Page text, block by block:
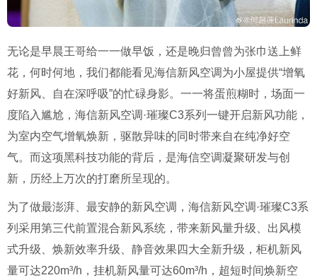
无论是早晨王哥给一一做早饭，还是晚归曾曾为张巾送上鲜
花，何时何地，我们都能看见海信新风空调为小屋提供“增氧
好新风、自在深呼吸”的忙碌身影。一一将蛋煎糊时，场面一
度陷入尴尬，海信新风空调·璀璨C3系列一键开启新风功能，
为室内空气增氧焕新，驱散异味的同时带来自在纯净好空
气。而这项黑科技功能的背后，是海信空调凝聚研发与创
新，历经上万次的打磨所呈现的。
为了做最澎湃、最安静的新风空调，海信新风空调·璀璨C3系
列采用第三代前置混合新风系统，带来新风量升级、出风模
式升级、焕新效率升级、静音效果四大全新升级，柜机新风
量可达220m³/h，挂机新风量可达60m³/h，超短时间焕新空